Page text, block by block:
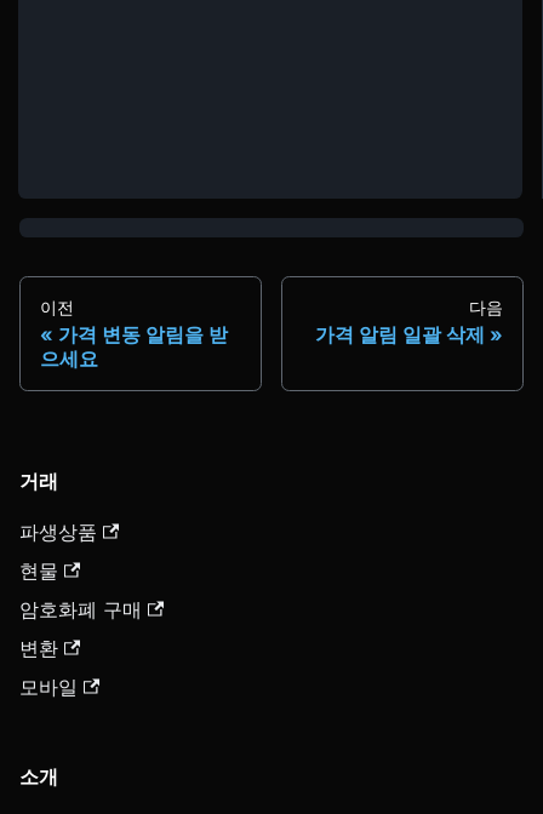
이전
가격 변동 알림을 받
으세요
다음
가격 알림 일괄 삭제
거래
파생상품
현물
암호화폐 구매
변환
모바일
소개